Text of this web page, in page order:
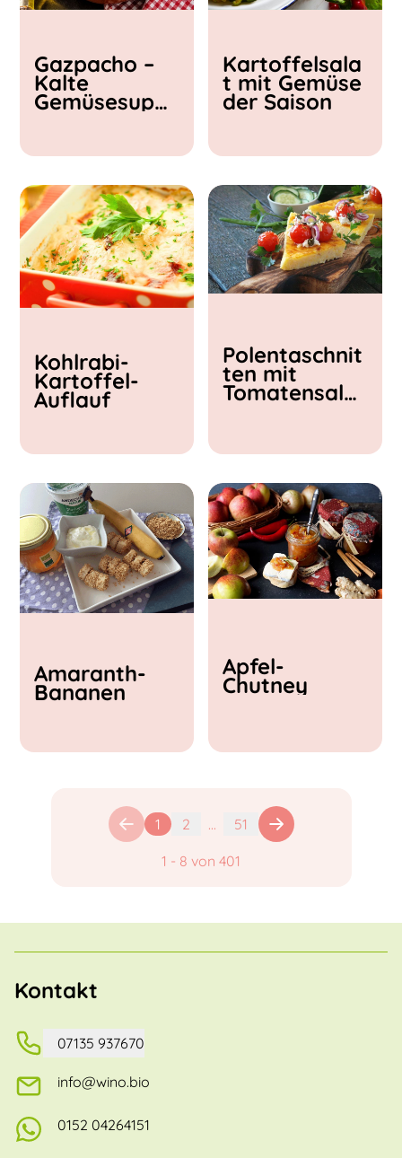
< 15 min
15 - 30 min
30 - 60 min
Gazpacho –
Kalte
Gemüsesupp
Kartoffelsala
t mit Gemüse
der Saison
Kohlrabi-
Kartoffel-
Auflauf
Polentaschnit
ten mit
Tomatensalat
Amaranth-
Bananen
Apfel-
Chutney
1 2 ... 51
1 - 8 von 401
Kontakt
07135 937670
info@wino.bio
0152 04264151